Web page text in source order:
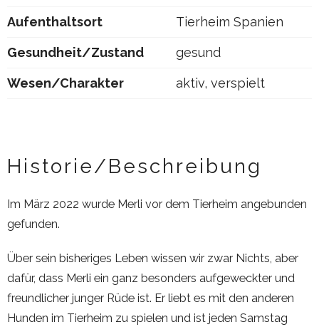
Aufenthaltsort Tierheim Spanien
Gesundheit/Zustand gesund
Wesen/Charakter aktiv, verspielt
Historie/Beschreibung
Im März 2022 wurde Merli vor dem Tierheim angebunden
gefunden.
Über sein bisheriges Leben wissen wir zwar Nichts, aber
dafür, dass Merli ein ganz besonders aufgeweckter und
freundlicher junger Rüde ist. Er liebt es mit den anderen
Hunden im Tierheim zu spielen und ist jeden Samstag